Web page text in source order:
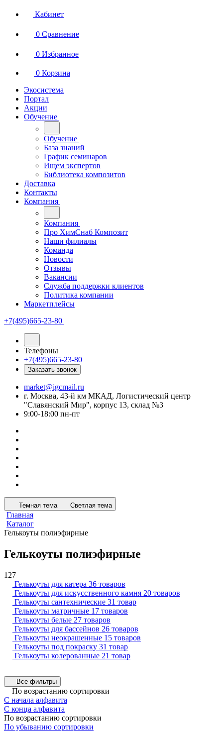
Кабинет
0 Сравнение
0 Избранное
0 Корзина
Экосистема
Портал
Акции
Обучение
Обучение
База знаний
График семинаров
Ищем экспертов
Библиотека композитов
Доставка
Контакты
Компания
Компания
Про ХимСнаб Композит
Наши филиалы
Команда
Новости
Отзывы
Вакансии
Служба поддержки клиентов
Политика компании
Маркетплейсы
+7(495)665-23-80
Телефоны
+7(495)665-23-80
Заказать звонок
market@igcmail.ru
г. Москва, 43-й км МКАД, Логистический центр
"Славянский Мир", корпус 13, склад №3
9:00-18:00 пн-пт
Темная тема Светлая тема
Главная
Каталог
Гелькоуты полиэфирные
Гелькоуты полиэфирные
127
Гелькоуты для катера 36 товаров
Гелькоуты для искусственного камня 20 товаров
Гелькоуты сантехнические 31 товар
Гелькоуты матричные 17 товаров
Гелькоуты белые 27 товаров
Гелькоуты для бассейнов 26 товаров
Гелькоуты неокрашенные 15 товаров
Гелькоуты под покраску 31 товар
Гелькоуты колерованные 21 товар
Все фильтры
По возрастанию сортировки
С начала алфавита
С конца алфавита
По возрастанию сортировки
По убыванию сортировки